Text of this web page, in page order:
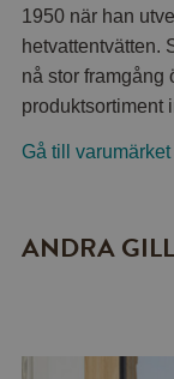
1950 när han
hetvattentvätten.
nå stor framgång
produktsortiment
Gå till varumärket
ANDRA